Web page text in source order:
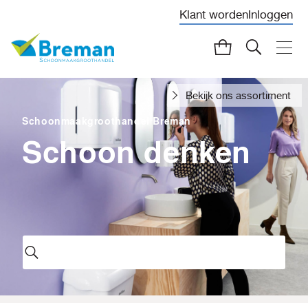
Klant wordenInloggen
Schoonmaakgroothandel Breman
Schoon denken
Bekijk ons assortiment